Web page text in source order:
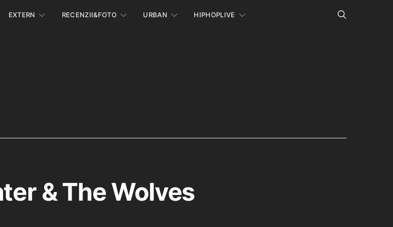
EXTERN RECENZII&FOTO URBAN HIPHOPLIVE
& The Wolves